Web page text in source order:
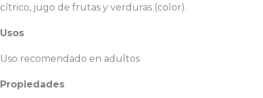
cítrico, jugo de frutas y verduras (color).
Usos
Uso recomendado en adultos
Propiedades